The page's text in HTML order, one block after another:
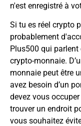
n'est enregistré à
Si tu es réel crypto
probablement
Plus500 qui parlent
crypto-monnaie.
monnaie peut être
avez besoin d’un
devez vous
trouver un endroit
vous souhaitez